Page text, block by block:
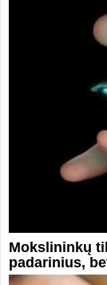
Mokslininkų
padarinius,